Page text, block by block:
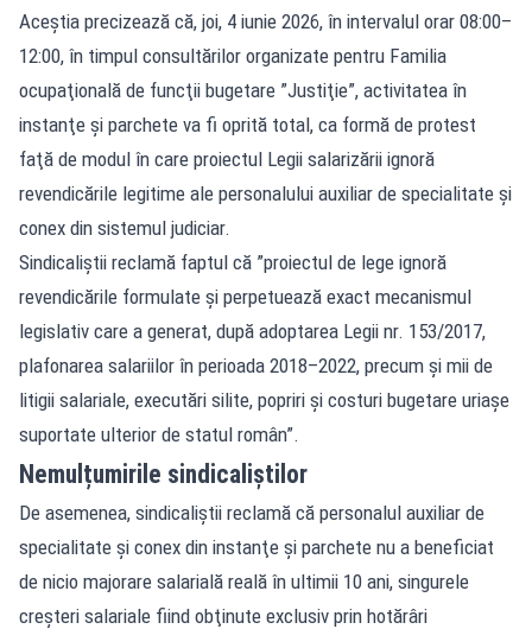
Aceştia precizează că, joi, 4 iunie 2026, în intervalul orar 08:00–
12:00, în timpul consultărilor organizate pentru Familia
ocupaţională de funcţii bugetare ”Justiţie”, activitatea în
instanţe şi parchete va fi oprită total, ca formă de protest
faţă de modul în care proiectul Legii salarizării ignoră
revendicările legitime ale personalului auxiliar de specialitate şi
conex din sistemul judiciar.
Sindicaliştii reclamă faptul că ”proiectul de lege ignoră
revendicările formulate şi perpetuează exact mecanismul
legislativ care a generat, după adoptarea Legii nr. 153/2017,
plafonarea salariilor în perioada 2018–2022, precum şi mii de
litigii salariale, executări silite, popriri şi costuri bugetare uriaşe
suportate ulterior de statul român”.
Nemulțumirile sindicaliștilor
De asemenea, sindicaliştii reclamă că personalul auxiliar de
specialitate şi conex din instanţe şi parchete nu a beneficiat
de nicio majorare salarială reală în ultimii 10 ani, singurele
creşteri salariale fiind obţinute exclusiv prin hotărâri